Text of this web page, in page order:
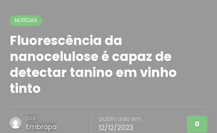
NOTÍCIAS
Fluorescência da
nanocelulose é capaz de
detectar tanino em vinho
tinto
por
Embrapa
publicado em
12/12/2023 0